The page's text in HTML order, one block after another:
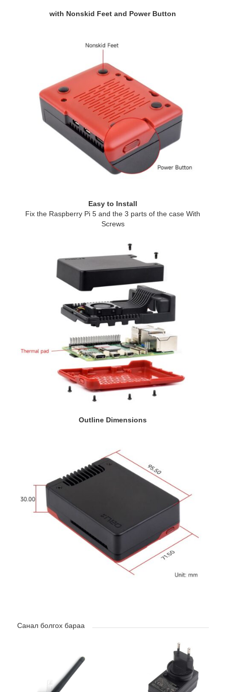
with Nonskid Feet and Power Button
Easy to Install
Fix the Raspberry Pi 5 and the 3 parts of the case With
Screws
Outline Dimensions
Санал болгох бараа